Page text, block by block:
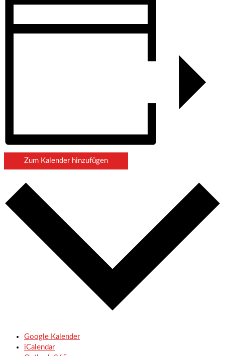
Zum Kalender hinzufügen
Google Kalender
iCalendar